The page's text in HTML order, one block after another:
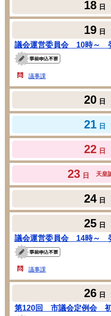
18 日
19 日
議会運営委員会 10時～
議事課
20 日
21 日
22 日
23 日 天皇
24 日
25 日
議会運営委員会 14時～
議事課
26 日
第120回 市議会定例会